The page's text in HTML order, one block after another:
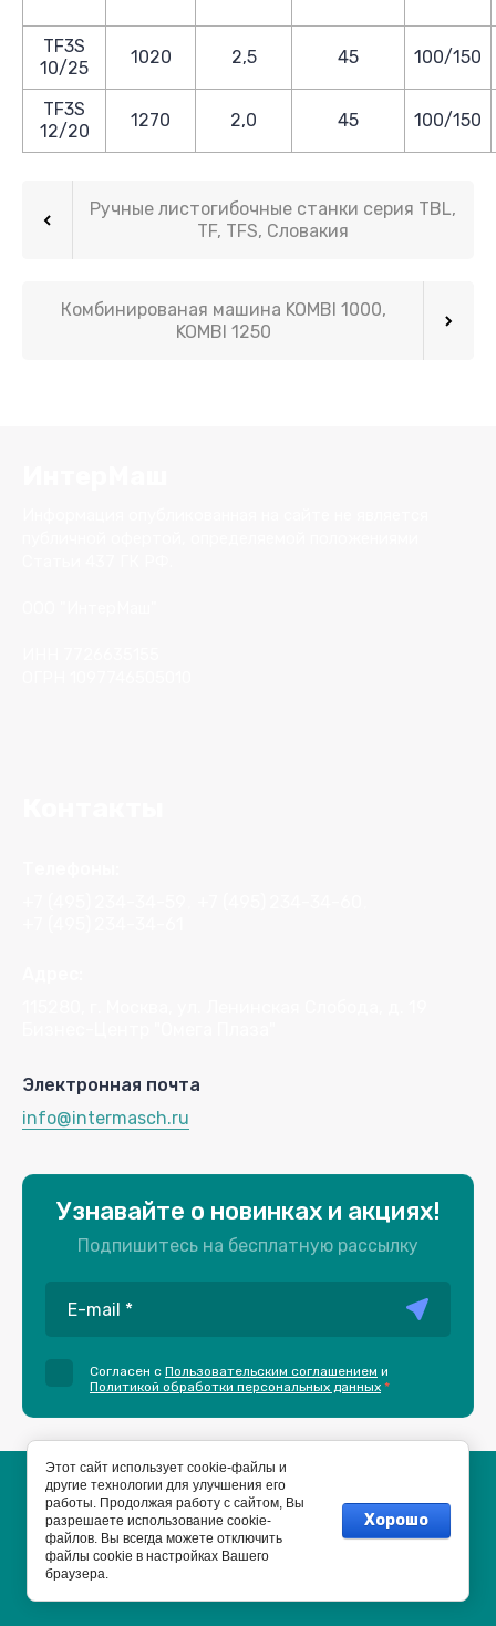
TF3S
10/25
1020 2,5 45 100/150
TF3S
12/20
1270 2,0 45 100/150
Ручные листогибочные станки серия TBL,
TF, TFS, Словакия
Комбинированая машина KOMBI 1000,
KOMBI 1250
Электронная почта
info@intermasch.ru
Узнавайте о новинках и акциях!
Подпишитесь на бесплатную рассылку
Согласен с Пользовательским соглашением и
Политикой обработки персональных данных *
Пользовательское соглашение
Политика конфиденциальности
Этот сайт использует cookie-файлы и
другие технологии для улучшения его
работы. Продолжая работу с сайтом, Вы
разрешаете использование cookie-
файлов. Вы всегда можете отключить
файлы cookie в настройках Вашего
браузера.
Хорошо